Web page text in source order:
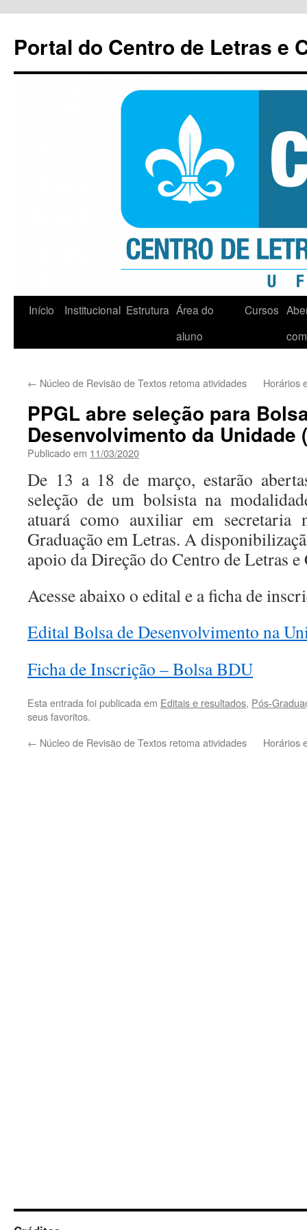
conteúdo
Portal do Centro de Letras e
Início Institucional Estrutura Área do
aluno
Cursos
← Núcleo de Revisão de Textos retoma atividades Horários
PPGL abre seleção para
Desenvolvimento da Unidade
Publicado em 11/03/2020
De 13 a 18 de março, estarão
seleção de um bolsista na
atuará como auxiliar em secretaria
Graduação em Letras. A
apoio da Direção do Centro de Letras
Acesse abaixo o edital e a ficha de
Edital Bolsa de Desenvolvimento na
Ficha de Inscrição – Bolsa BDU
Esta entrada foi publicada em Editais e resultados, Pós-
seus favoritos.
← Núcleo de Revisão de Textos retoma atividades Horários